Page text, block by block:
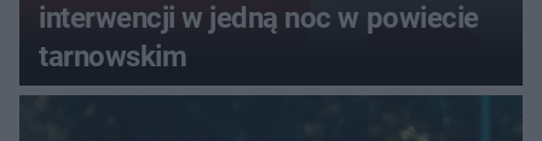
interwencji w jedną noc w powiecie
tarnowskim